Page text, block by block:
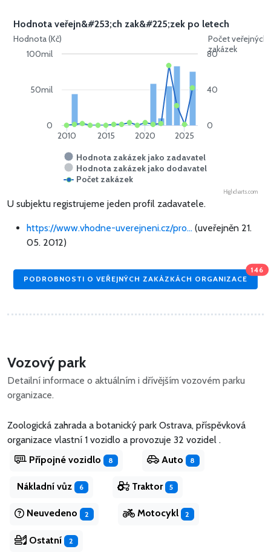
Hodnota (Kč)
Počet veřejných
zakázek
Hodnota veřejn&#253;ch zak&#225;zek po letech
Hodnota zakázek jako zadavatel
Hodnota zakázek jako dodavatel
Počet zakázek
2010 2015 2020 2025
0
50mil
100mil
0
40
80
Highcharts.com
U subjektu registrujeme jeden profil zadavatele.
https://www.vhodne-uverejneni.cz/pro... (uveřejněn 21.
05. 2012)
PODROBNOSTI O VEŘEJNÝCH ZAKÁZKÁCH ORGANIZACE
146
Vozový park
Detailní informace o aktuálním i dřívějším vozovém parku
organizace.
Zoologická zahrada a botanický park Ostrava, příspěvková
organizace vlastní 1 vozidlo a provozuje 32 vozidel .
Přípojné vozidlo
8 Auto 8
Nákladní vůz 6 Traktor 5
Neuvedeno 2 Motocykl 2
Ostatní 2